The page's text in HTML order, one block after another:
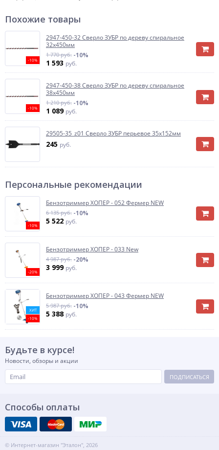
Похожие товары
-10%
2947-450-32 Сверло ЗУБР по дереву спиральное
32х450мм
1 770 руб. -10%
1 593 руб.
-10%
2947-450-38 Сверло ЗУБР по дереву спиральное
38х450мм
1 210 руб. -10%
1 089 руб.
29505-35_z01 Сверло ЗУБР перьевое 35х152мм
245 руб.
Персональные рекомендации
-10%
Бензотриммер ХОПЕР - 052 Фермер NEW
6 135 руб. -10%
5 522 руб.
-20%
Бензотриммер ХОПЕР - 033 New
4 987 руб. -20%
3 999 руб.
ХИТ
-10%
Бензотриммер ХОПЕР - 043 Фермер NEW
5 987 руб. -10%
5 388 руб.
Будьте в курсе!
Новости, обзоры и акции
ПОДПИСАТЬСЯ
Способы оплаты
© Интернет-магазин "Эталон", 2026